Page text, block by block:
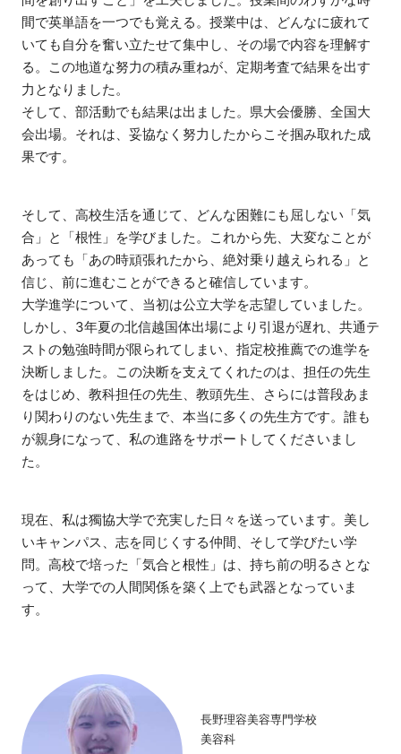
間で英単語を一つでも覚える。授業中は、どんなに疲れて
いても自分を奮い立たせて集中し、その場で内容を理解す
る。この地道な努力の積み重ねが、定期考査で結果を出す
力となりました。
そして、部活動でも結果は出ました。県大会優勝、全国大
会出場。それは、妥協なく努力したからこそ掴み取れた成
果です。
そして、高校生活を通じて、どんな困難にも屈しない「気
合」と「根性」を学びました。これから先、大変なことが
あっても「あの時頑張れたから、絶対乗り越えられる」と
信じ、前に進むことができると確信しています。
大学進学について、当初は公立大学を志望していました。
しかし、3年夏の北信越国体出場により引退が遅れ、共通テ
ストの勉強時間が限られてしまい、指定校推薦での進学を
決断しました。この決断を支えてくれたのは、担任の先生
をはじめ、教科担任の先生、教頭先生、さらには普段あま
り関わりのない先生まで、本当に多くの先生方です。誰も
が親身になって、私の進路をサポートしてくださいまし
た。
現在、私は獨協大学で充実した日々を送っています。美し
いキャンパス、志を同じくする仲間、そして学びたい学
問。高校で培った「気合と根性」は、持ち前の明るさとな
って、大学での人間関係を築く上でも武器となっていま
す。
長野理容美容専門学校
美容科